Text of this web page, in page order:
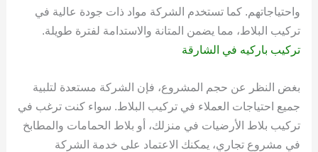
واحتياجاتهم. كما تستخدم الشركة مواد ذات جودة عالية في
تركيب البلاط، مما يضمن المتانة والاستدامة لفترة طويلة.
تركيب باركيه في الشارقة
بغض النظر عن حجم المشروع، فإن الشركة مستعدة لتلبية
جميع احتياجات العملاء في تركيب البلاط. سواء كنت ترغب في
تركيب بلاط الأرضيات في منزلك، أو بلاط الحمامات والمطابخ
في مشروع تجاري، يمكنك الاعتماد على خدمة الشركة